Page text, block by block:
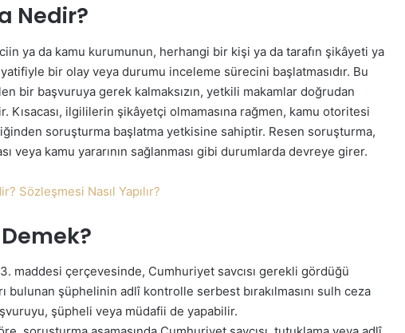
Nedir?
ya da kamu kurumunun, herhangi bir kişi ya da tarafın şikâyeti ya
bir olay veya durumu inceleme sürecini başlatmasıdır. Bu
bir başvuruya gerek kalmaksızın, yetkili makamlar doğrudan
Kısacası, ilgililerin şikâyetçi olmamasına rağmen, kamu otoritesi
soruşturma başlatma yetkisine sahiptir. Resen soruşturma,
veya kamu yararının sağlanması gibi durumlarda devreye girer.
Sözleşmesi Nasıl Yapılır?
maddesi çerçevesinde, Cumhuriyet savcısı gerekli gördüğü
bulunan şüphelinin adlî kontrolle serbest bırakılmasını sulh ceza
şüpheli veya müdafii de yapabilir.